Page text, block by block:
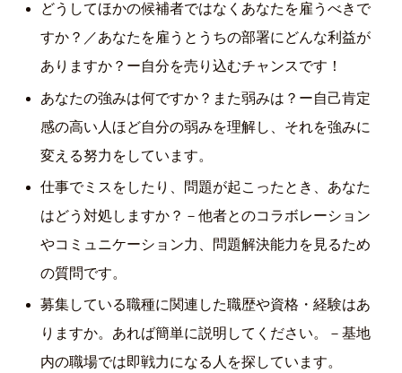
どうしてほかの候補者ではなくあなたを雇うべきで
すか？／あなたを雇うとうちの部署にどんな利益が
ありますか？ー自分を売り込むチャンスです！
あなたの強みは何ですか？また弱みは？ー自己肯定
感の高い人ほど自分の弱みを理解し、それを強みに
変える努力をしています。
仕事でミスをしたり、問題が起こったとき、あなた
はどう対処しますか？－他者とのコラボレーション
やコミュニケーション力、問題解決能力を見るため
の質問です。
募集している職種に関連した職歴や資格・経験はあ
りますか。あれば簡単に説明してください。－基地
内の職場では即戦力になる人を探しています。